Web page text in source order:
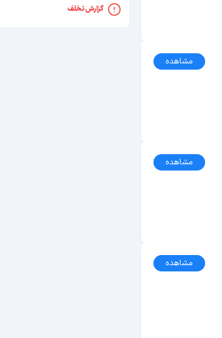
مشاهده
مشاهده
مشاهده
گزارش تخلف